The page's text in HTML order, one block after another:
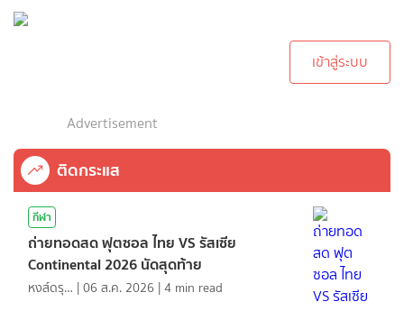
เข้าสู่ระบบ
Advertisement
ติดกระแส
กีฬา
ถ่ายทอดสด ฟุตซอล ไทย VS รัสเซีย
Continental 2026 นัดสุดท้าย
หงส์ดรุณ |06 ส.ค. 2026 |4 min read